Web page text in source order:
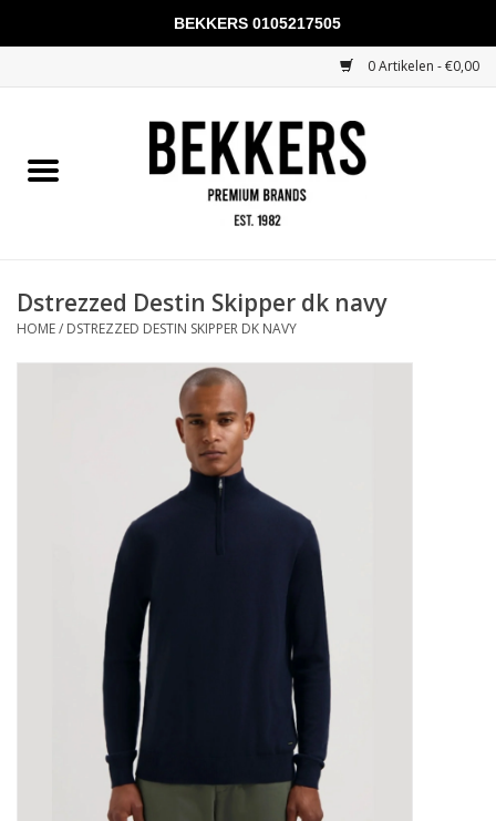
0 Artikelen - €0,00
Mannen
KADOBONNEN
Dstrezzed Destin Skipper dk navy
HOME/ DSTREZZED DESTIN SKIPPER DK NAVY
BEKKERS 0105217505